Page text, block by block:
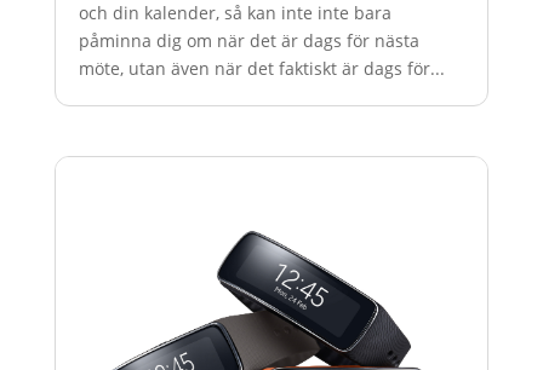
och din kalender, så kan inte inte bara
påminna dig om när det är dags för nästa
möte, utan även när det faktiskt är dags för...